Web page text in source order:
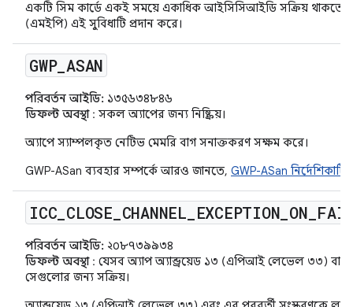
একটি সিম কার্ডে একই সময়ে একাধিক আইসিসিআইডি সক্রিয় থাকতে
(এমইপি) এই সুবিধাটি প্রদান করে।
GWP_ ASAN
পরিবর্তন আইডি: ১৩৫৬৩৪৮৪৬
ডিফল্ট অবস্থা: সকল অ্যাপের জন্য নিষ্ক্রিয়।
অ্যাপে স্যাম্পলকৃত নেটিভ মেমরি বাগ সনাক্তকরণ সক্ষম করে।
GWP-ASan ব্যবহার সম্পর্কে আরও জানতে, GWP-ASan নির্দেশিকাটি
ICC CLOSE CHANNEL EXCEPTION ON
পরিবর্তন আইডি: ২০৮৭৩৯৯৩৪
ডিফল্ট অবস্থা: যেসব অ্যাপ অ্যান্ড্রয়েড ১৩ (এপিআই লেভেল ৩৩) বা
সেগুলোর জন্য সক্রিয়।